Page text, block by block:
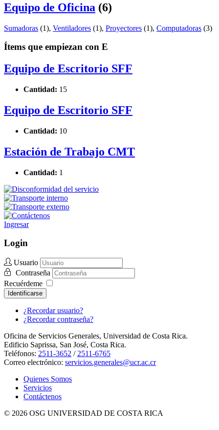
Equipo de Oficina (6)
Sumadoras (1), Ventiladores (1), Proyectores (1), Computadoras (3)
Ítems que empiezan con E
Equipo de Escritorio SFF
Cantidad: 15
Equipo de Escritorio SFF
Cantidad: 10
Estación de Trabajo CMT
Cantidad: 1
Ingresar
Login
Usuario
Contraseña
Recuérdeme
Identificarse
¿Recordar usuario?
¿Recordar contraseña?
Oficina de Servicios Generales, Universidad de Costa Rica.
Edificio Saprissa, San José, Costa Rica.
Teléfonos: 2511-3652 / 2511-6765
Correo electrónico: servicios.generales@ucr.ac.cr
Quienes Somos
Servicios
Contáctenos
© 2026 OSG UNIVERSIDAD DE COSTA RICA